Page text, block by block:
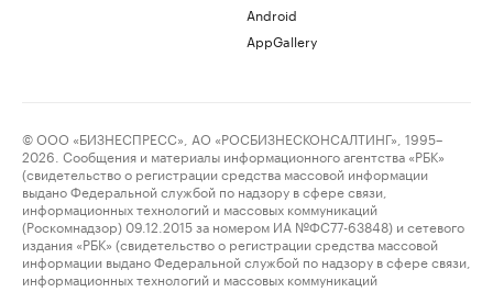
Android
AppGallery
© ООО «БИЗНЕСПРЕСС», АО «РОСБИЗНЕСКОНСАЛТИНГ», 1995–
2026. Сообщения и материалы информационного агентства «РБК»
(свидетельство о регистрации средства массовой информации
выдано Федеральной службой по надзору в сфере связи,
информационных технологий и массовых коммуникаций
(Роскомнадзор) 09.12.2015 за номером ИА №ФС77-63848) и сетевого
издания «РБК» (свидетельство о регистрации средства массовой
информации выдано Федеральной службой по надзору в сфере связи,
информационных технологий и массовых коммуникаций